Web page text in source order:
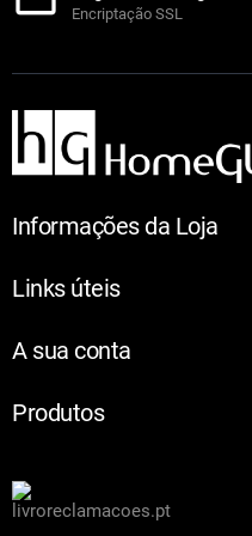
Encriptação SSL
Informações da Loja
Links úteis
A sua conta
Produtos